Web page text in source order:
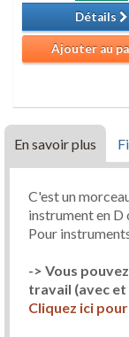
Détails
Ajouter au
En savoir plus
C'est un
instrument en D
Pour
-> Vous
travail (avec et
Cliquez ici